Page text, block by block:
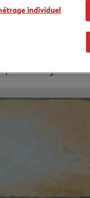
/ delivery
individuel